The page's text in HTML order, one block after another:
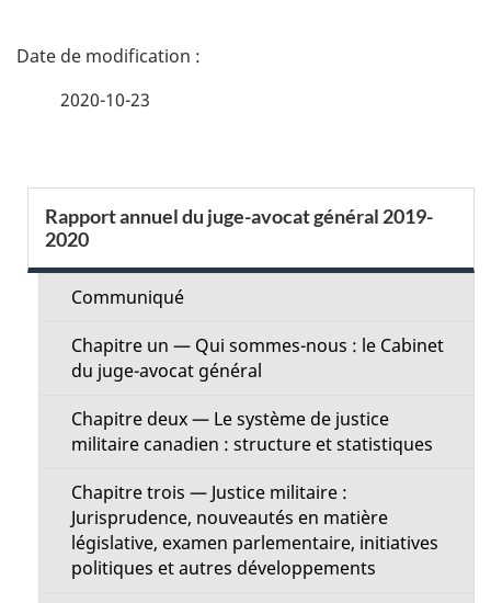
D
a
2020-10-23
e
Rapport annuel du juge-avocat général 2019-
2020
Communiqué
Chapitre un — Qui sommes-nous : le Cabinet
du juge-avocat général
Chapitre deux — Le système de justice
militaire canadien : structure et statistiques
Chapitre trois — Justice militaire :
Jurisprudence, nouveautés en matière
législative, examen parlementaire, initiatives
politiques et autres développements